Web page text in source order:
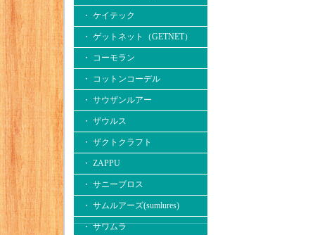
・ ケイテック
・ ゲットネット（GETNET）
・ コーモラン
・ コットンコーデル
・ サウザンルアー
・ ザウルス
・ ザクトクラフト
・ ZAPPU
・ サニーブロス
・ サムルアーズ(sumlures)
・ サワムラ